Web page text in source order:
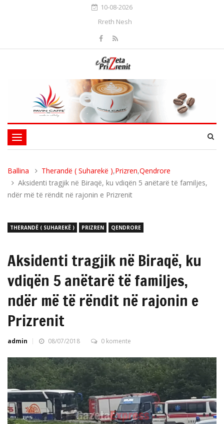
10-08-2026
Rreth Nesh
Toggle
navigation
Ballina Therandë ( Suharekë ),Prizren,Qendrore
Aksidenti tragjik në Biraqë, ku vdiqën 5 anëtarë të familjes,
ndër më të rëndit në rajonin e Prizrenit
THERANDË ( SUHAREKË ) PRIZREN QENDRORE
Aksidenti tragjik në Biraqë, ku
vdiqën 5 anëtarë të familjes,
ndër më të rëndit në rajonin e
Prizrenit
admin 08/07/2018 0 komente